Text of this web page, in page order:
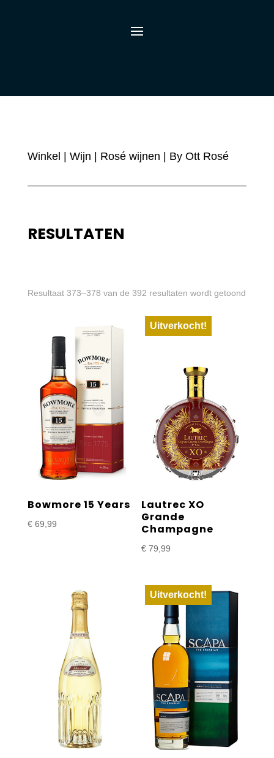
Winkel Wijn Rosé wijnen | By Ott Rosé
RESULTATEN
Resultaat 373–378 van de 392 resultaten wordt getoond
Bowmore 15 Years
€69,99
Uitverkocht!
Lautrec XO
Grande
Champagne
€ 79,99
Uitverkocht!